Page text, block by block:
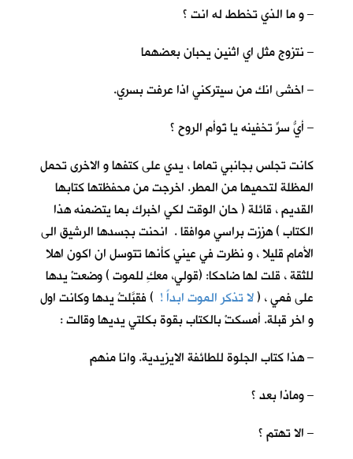
– و ما الذي تخطط له انت ؟
– نتزوج مثل اي اثنين يحبان بعضهما
– اخشى انك من سيتركني اذا عرفت بسري.
– أيُّ سرٍّ تخفينه يا تَوأم الروح ؟
كانت تجلس بجانبي تماما ، يدي على كتفها و الاخرى تحمل
المظلة لتحميها من المطر. اخرجت من محفظتها كتابها
القديم ، قائلة ( حان الوقت لكي اخبرك بما يتضمنه هذا
الكتاب ) هززت براسي موافقا . انحنت بجسدها الرشيق الى
الأمام قليلا ، و نظرت في عيني كأنها تتوسل ان اكون اهلا
للثقة ، قلت لها ضاحكا: (قولي، معكِ للموت ) وضعتْ يدها
على فمي ، (لا تذكر الموت ابداً ! ) فقبَّلتُ يدها وكانت اول
و اخر قبلة. أمسكتْ بالكتاب بقوة بكلتي يديها وقالت :
– هذا كتاب الجلوة للطائفة الايزيدية. وانا منهم
– وماذا بعد ؟
– الا تهتم ؟